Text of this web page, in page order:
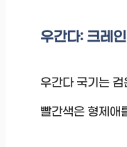
우간다: 크레
우간다 국기는
빨간색은 형제애